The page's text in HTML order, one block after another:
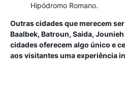
Hipódromo Romano.
Outras cidades que merecem
Baalbek, Batroun, Saida,
cidades oferecem algo único e
aos visitantes uma experiência